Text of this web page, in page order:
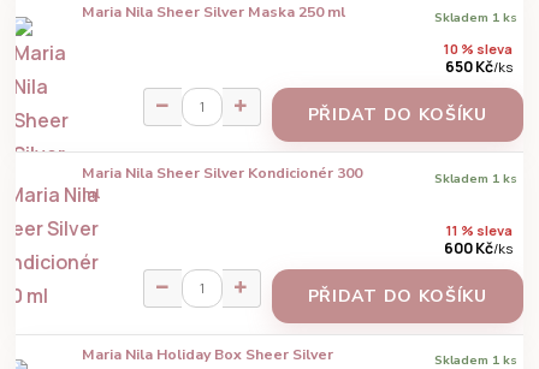
Maria Nila Sheer Silver Maska 250 ml
10 % sleva
650 Kč/ks
Skladem 1 ks
PŘIDAT DO KOŠÍKU
Maria Nila Sheer Silver Kondicionér 300
ml
11 % sleva
600 Kč/ks
Skladem 1 ks
PŘIDAT DO KOŠÍKU
Maria Nila Holiday Box Sheer Silver Skladem 1 ks